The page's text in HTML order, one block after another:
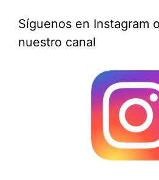
Síguenos en Instagram
nuestro canal